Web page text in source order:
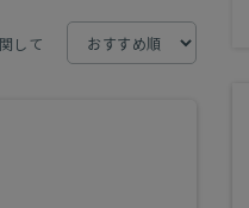
して